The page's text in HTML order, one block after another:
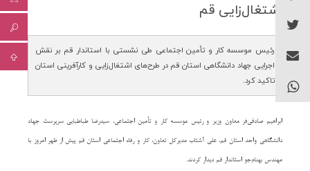
اشتغال‌زایی قم
رئیس موسسه کار و تأمین اجتماعی طی نشستی با استاندار قم بر نقش
اجرایی جهاد دانشگاهی استان قم در طرح‌های اشتغال‌زایی و کارآفرینی استان
تاکید کرد.
ابراهیم صادقی‌فر معاون وزیر و رئیس موسسه کار و تأمین اجتماعی، سیدرضا طباطبایی سرپرست جهاد
دانشگاهی واحد استان قم، علی آشتاب مدیرکل تعاون، کار و رفاه اجتماعی استان قم پیش از ظهر امروز با
مهندس بهنام‌جو استاندار قم دیدار کردند.